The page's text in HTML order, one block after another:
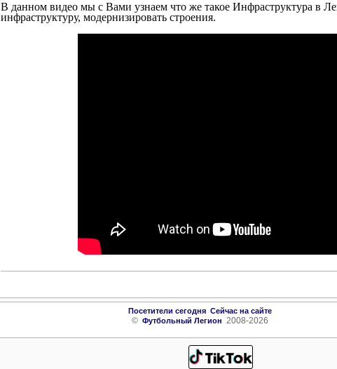
В данном видео мы с Вами узнаем что же такое Инфраструктура в
инфраструктуру, модернизировать строения.
Посетители сегодня Сейчас на сайте
© Футбольный Легион 2008-2026